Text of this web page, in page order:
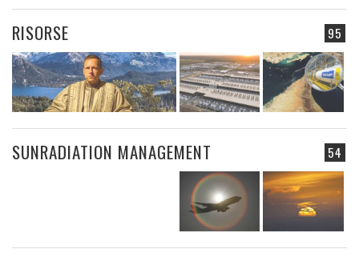
95
RISORSE
54
SUNRADIATION MANAGEMENT